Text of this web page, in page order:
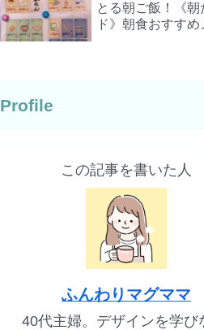
とる朝ご飯！《朝
ド》朝食おすすめ
Profile
この記事を書いた人
ふんわりマグママ
40代主婦。デザインを学び